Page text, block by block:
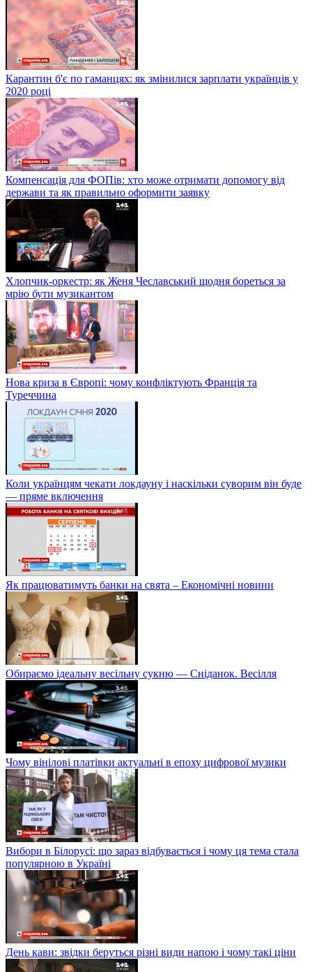
Карантин б'є по гаманцях: як змінилися зарплати українців у
2020 році
Компенсація для ФОПів: хто може отримати допомогу від
держави та як правильно оформити заявку
Хлопчик-оркестр: як Женя Чеславський щодня бореться за
мрію бути музикантом
Нова криза в Європі: чому конфліктують Франція та
Туреччина
Коли українцям чекати локдауну і наскільки суворим він буде
— пряме включення
Як працюватимуть банки на свята – Економічні новини
Обираємо ідеальну весільну сукню — Сніданок. Весілля
Чому вінілові платівки актуальні в епоху цифрової музики
Вибори в Білорусі: що зараз відбувається і чому ця тема стала
популярною в Україні
День кави: звідки беруться різні види напою і чому такі ціни